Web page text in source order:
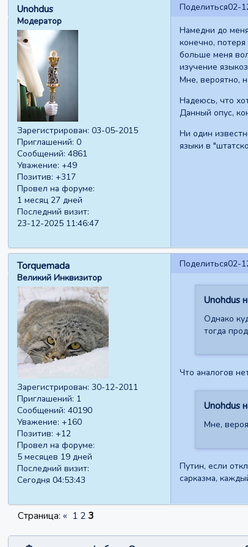
Поделиться02-
Unohdus
Модератор
Зарегистрирован: 03-05-2015
Приглашений: 0
Сообщений: 4861
Уважение: +49
Позитив: +317
Провел на форуме:
1 месяц 27 дней
Последний визит:
23-12-2025 11:46:47
Намедни до
конечно,
больше меня
изучение
Мне, вероятно,
Надеюсь, что
Данный опус,
Ни один
языки в
Поделиться02-
Torquemada
Великий Инквизитор
Зарегистрирован: 30-12-2011
Приглашений: 1
Сообщений: 40190
Уважение: +160
Позитив: +12
Провел на форуме:
5 месяцев 19 дней
Последний визит:
Сегодня 04:53:43
Unohdus
Однако
тогда
Что аналогов
Unohdus
Мне,
Путин, если
сарказма,
Страница: « 1 2 3